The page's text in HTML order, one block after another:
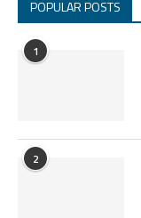
POPULAR POSTS
1
2